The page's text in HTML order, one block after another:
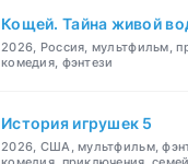
Кощей. Тайна живой
2026, Россия, мультфильм,
комедия, фэнтези
История игрушек 5
2026, США, мультфильм,